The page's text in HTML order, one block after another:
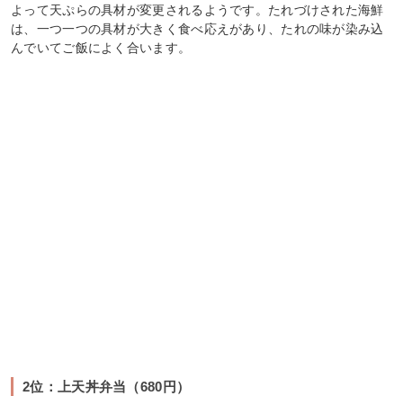
よって天ぷらの具材が変更されるようです。たれづけされた海鮮
は、一つ一つの具材が大きく食べ応えがあり、たれの味が染み込
んでいてご飯によく合います。
2位：上天丼弁当（680円）